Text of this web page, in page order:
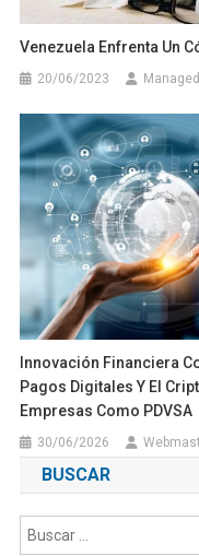
Venezuela Enfrenta Un
20/06/2023
Innovación Financiera
Pagos Digitales Y El
Empresas Como PDVSA
30/06/2026
BUSCAR